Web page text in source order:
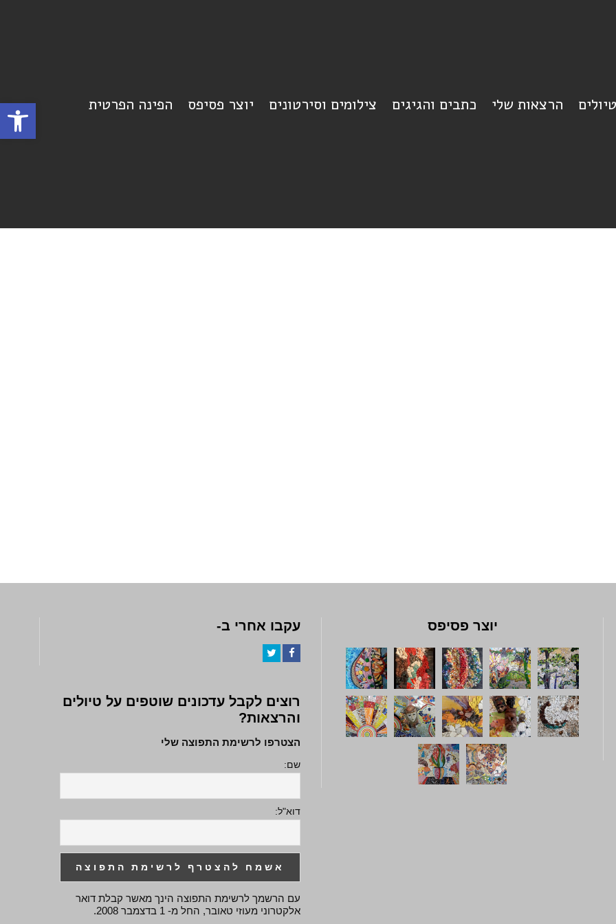
פתח הרצאות שלי כתבים והגיגים צילומים וסירטונים יוצר פסיפס הפינה הפרטית
יוצר פסיפס עקבו אחרי ב-
רוצים לקבל עדכונים שוטפים על טיולים
והרצאות?
הצטרפו לרשימת התפוצה שלי
שם:
דוא"ל:
עם הרשמך לרשימת התפוצה הינך מאשר קבלת דואר
אלקטרוני מעוזי טאובר, החל מ- 1 בדצמבר 2008.